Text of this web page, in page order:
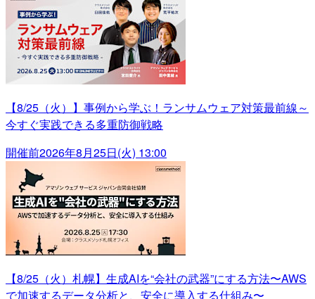
【8/25（火）】事例から学ぶ！ランサムウェア対策最前線～
今すぐ実践できる多重防御戦略
開催前2026年8月25日(火) 13:00
【8/25（火）札幌】生成AIを“会社の武器”にする方法〜AWS
で加速するデータ分析と、安全に導入する仕組み〜